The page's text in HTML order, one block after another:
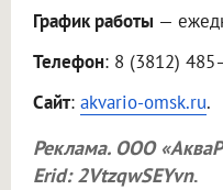
График работы —
Телефон: 8 (3812)
Сайт: akvario-omsk.ru.
Реклама. ООО
Erid: 2VtzqwSEYvn.